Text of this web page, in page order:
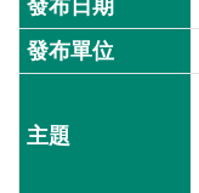
部
簡
介
主
題